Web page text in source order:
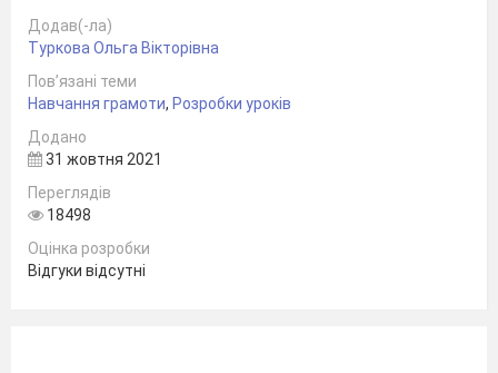
Розгляньте зразок написання великої
букви Е.
З яких елементів вона складається?
Знайдіть на малюнку верхній елемент
Знайдіть нижній елемент букви та
наведіть велику букву на малюнку.
Сьогодні на уроці ми з вами будемо вчитися
писати велику букву Е та склади з нею.
Додав(-ла)
Туркова Ольга Вікторівна
Пов’язані теми
Навчання грамоти, Розробки уроків
Додано
31 жовтня 2021
Переглядів
18498
Оцінка розробки
Відгуки відсутні